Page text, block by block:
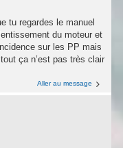
tu regardes le manuel
du moteur et
sur les PP mais
ça n’est pas très clair
Aller au message